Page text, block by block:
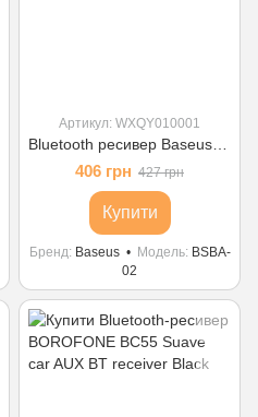
Артикул: WXQY010001
406 грн 427 грн
Купити
Бренд Baseus Модель
BSBA-
02